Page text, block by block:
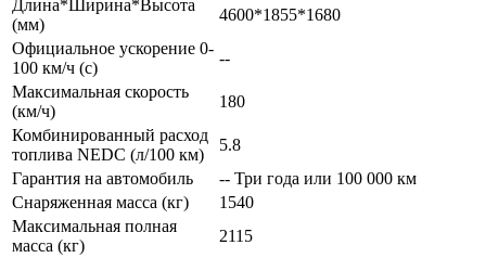
Длина*Ширина*Высота
(мм)
4600*1855*1680
Официальное ускорение 0-
100 км/ч (с)
--
Максимальная скорость
(км/ч)
180
Комбинированный расход
топлива NEDC (л/100 км)
5.8
Гарантия на автомобиль
-- Три года или 100 000 км
Снаряженная масса (кг)
1540
Максимальная полная
масса (кг)
2115